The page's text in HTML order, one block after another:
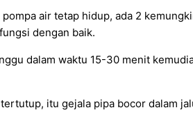
air tetap hidup, ada 2
dengan baik.
dalam waktu 15-30 menit
itu gejala pipa bocor dalam